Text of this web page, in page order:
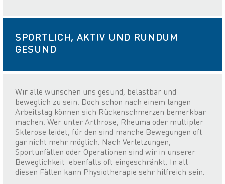
SPORTLICH, AKTIV UND RUNDUM
GESUND
Wir alle wünschen uns gesund, belastbar und
beweglich zu sein. Doch schon nach einem langen
Arbeitstag können sich Rückenschmerzen bemerkbar
machen. Wer unter Arthrose, Rheuma oder multipler
Sklerose leidet, für den sind manche Bewegungen oft
gar nicht mehr möglich. Nach Verletzungen,
Sportunfällen oder Operationen sind wir in unserer
Beweglichkeit ebenfalls oft eingeschränkt. In all
diesen Fällen kann Physiotherapie sehr hilfreich sein.